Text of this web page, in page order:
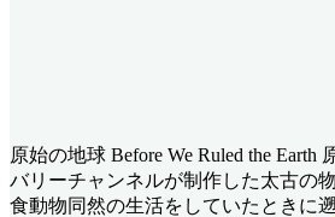
原始の地球 Before We Ruled the Earth
バリーチャンネルが制作した太古の
食動物同然の生活をしていたときに